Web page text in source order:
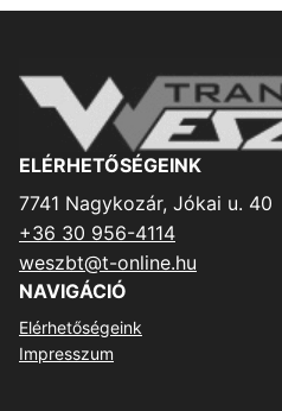
ELÉRHETŐSÉGEINK
7741 Nagykozár, Jókai u. 40
+36 30 956-4114
weszbt@t-online.hu
NAVIGÁCIÓ
Elérhetőségeink
Impresszum